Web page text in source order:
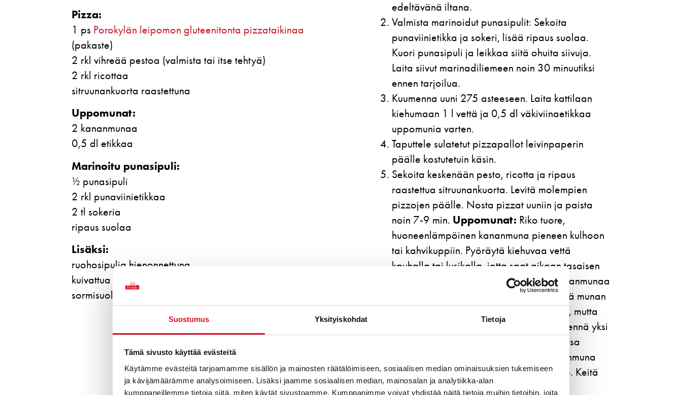
Suostumus Yksityiskohdat Tietoja
Tämä sivusto käyttää evästeitä
Käytämme evästeitä tarjoamamme sisällön ja mainosten räätälöimiseen, sosiaalisen median ominaisuuksien tukemiseen
ja kävijämäärämme analysoimiseen. Lisäksi jaamme sosiaalisen median, mainosalan ja analytiikka-alan
kumppaneillemme tietoja siitä, miten käytät sivustoamme. Kumppanimme voivat yhdistää näitä tietoja muihin tietoihin, joita
Pizza:
1 ps Porokylän leipomon gluteenitonta pizzataikinaa
(pakaste)
2 rkl vihreää pestoa (valmista tai itse tehtyä)
2 rkl ricottaa
sitruunankuorta raastettuna
Uppomunat:
2 kananmunaa
0,5 dl etikkaa
Marinoitu punasipuli:
½ punasipuli
2 rkl punaviinietikkaa
2 tl sokeria
ripaus suolaa
Lisäksi:
ruohosipulia hienonnettuna
kuivattua chiliä
sormisuolaa
edeltävänä iltana.
Valmista marinoidut punasipulit: Sekoita
punaviinietikka ja sokeri, lisää ripaus suolaa.
Kuori punasipuli ja leikkaa siitä ohuita siivuja.
Laita siivut marinadiliemeen noin 30 minuutiksi
ennen tarjoilua.
Kuumenna uuni 275 asteeseen. Laita kattilaan
kiehumaan 1 l vettä ja 0,5 dl väkiviinaetikkaa
uppomunia varten.
Taputtele sulatetut pizzapallot leivinpaperin
päälle kostutetuin käsin.
Sekoita keskenään pesto, ricotta ja ripaus
raastettua sitruunankuorta. Levitä molempien
pizzojen päälle. Nosta pizzat uuniin ja paista
noin 7-9 min. Uppomunat: Riko tuore,
huoneenlämpöinen kananmuna pieneen kulhoon
tai kahvikuppiin. Pyöräytä kiehuvaa vettä
kauhalla tai lusikalla, jotta saat aikaan tasaisen
pyörteen. Keitinveden pyörre auttaa kananmunaa
pysymään tiiviisti koossa ja etikka edistää munan
hyytymistä. Kaada kananmuna varovasti, mutta
nopeasti veteen pyörteen keskelle. Kypsennä yksi
uppomuna kerrallaan hiljalleen kiehuvassa
vedessä noin 2-3 minuuttia. Nosta kananmuna
reikäkauhan avulla talouspaperin päälle. Keitä
molemmat kananmunat.